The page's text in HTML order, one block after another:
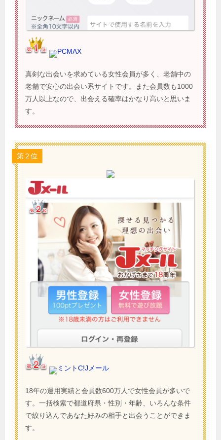
PCMAX
真剣な出会いを求めている女性会員が多く、老舗中の
老舗で安心の出会い系サイトです。また会員数も1000
万人以上なので、出会える確率はかなり高いと思いま
す。
第２位
ミントC!Jメール
18年の運用実績と会員数600万人で女性会員が多いで
す。一括検索で都道府県・性別・年齢、いろんな条件
で絞り込んであなた好みの相手と出会うことができま
す。